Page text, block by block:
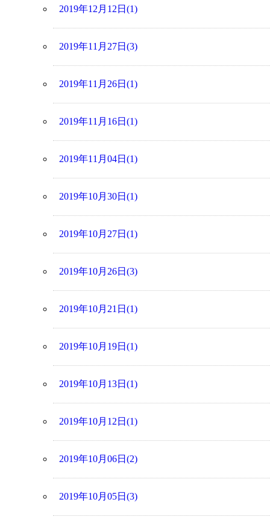
2019年12月12日(1)
2019年11月27日(3)
2019年11月26日(1)
2019年11月16日(1)
2019年11月04日(1)
2019年10月30日(1)
2019年10月27日(1)
2019年10月26日(3)
2019年10月21日(1)
2019年10月19日(1)
2019年10月13日(1)
2019年10月12日(1)
2019年10月06日(2)
2019年10月05日(3)